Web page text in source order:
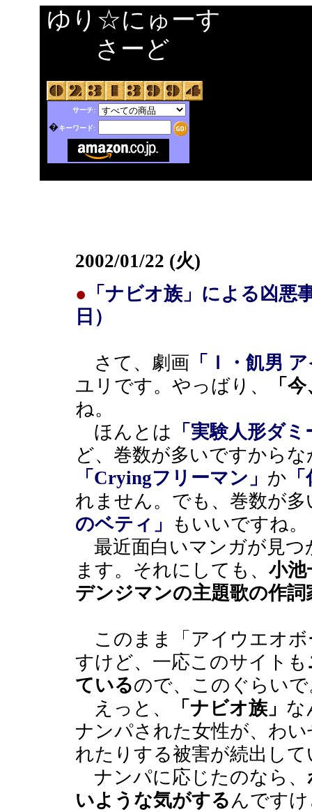
ゆり☆にゅーす
さーど
サーチ:
�キーワード:
2002/01/22 (火)
● 「ナビオ族」による凶
日）
さて、劇画 「Ｉ・飢男
ユリです。やっばり、
「
ね。
ほんとは 「実験人形ダ
ど、巻数が多いですから
「Cryingフリーマン」 か
れません。でも、巻数が
のベティ」
もいいですね。
最近面白いマンガが見つ
ます。それにしても、 小池
デンジマンの主題歌の作詞
このまま「アイウエオボ
すけど、一応このサイトも
ているので、このぐらいで
えっと、
「ナビオ族」 な
ナンパされた女性が、わ
れたりする被害が続出し
ナンパに応じたのなら、
いような気がするんです